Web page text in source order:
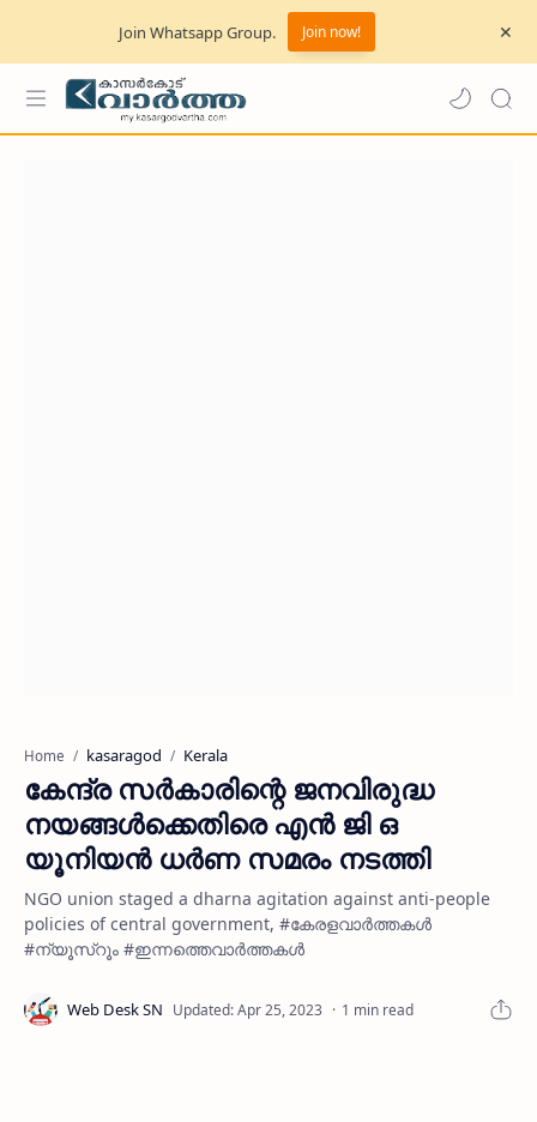
Join Whatsapp Group. Join now!
Home kasaragod Kerala
കേന്ദ്ര സർകാരിന്റെ ജനവിരുദ്ധ
നയങ്ങൾക്കെതിരെ എൻ ജി ഒ
യൂനിയൻ ധർണ സമരം നടത്തി
NGO union staged a dharna agitation against anti-people
policies of central government, #കേരളവാർത്തകൾ
#ന്യൂസ്റൂം #ഇന്നത്തെവാർത്തകൾ
1 min read